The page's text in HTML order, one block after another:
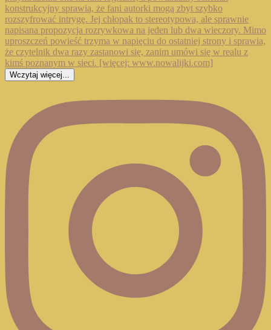
Wczytaj więcej...